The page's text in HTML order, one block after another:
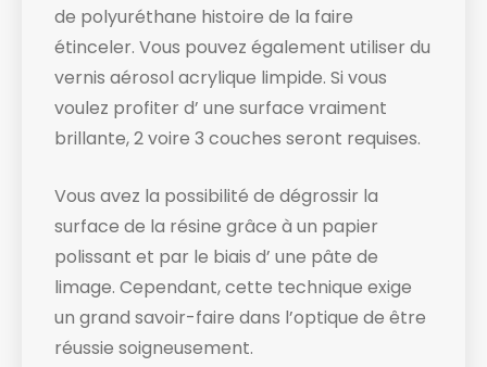
de polyuréthane histoire de la faire
étinceler. Vous pouvez également utiliser du
vernis aérosol acrylique limpide. Si vous
voulez profiter d’ une surface vraiment
brillante, 2 voire 3 couches seront requises.
Vous avez la possibilité de dégrossir la
surface de la résine grâce à un papier
polissant et par le biais d’ une pâte de
limage. Cependant, cette technique exige
un grand savoir-faire dans l’optique de être
réussie soigneusement.